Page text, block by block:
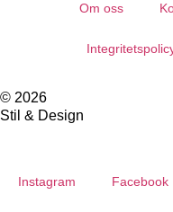
Om oss
© 2026
Stil & Design
Instagram Facebook